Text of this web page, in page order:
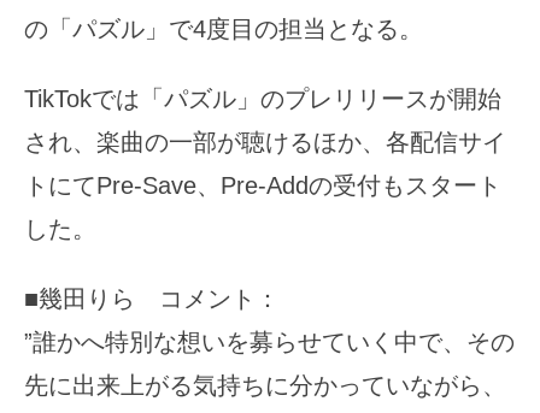
の「パズル」で4度目の担当となる。
TikTokでは「パズル」のプレリリースが開始
され、楽曲の一部が聴けるほか、各配信サイ
トにてPre-Save、Pre-Addの受付もスタート
した。
■幾田りら コメント：
”誰かへ特別な想いを募らせていく中で、その
先に出来上がる気持ちに分かっていながら、